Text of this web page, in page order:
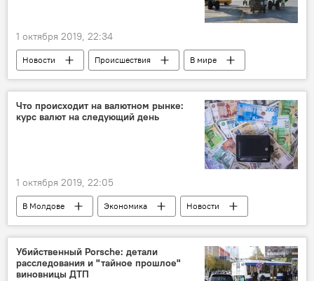
1 октября 2019, 22:34
Новости Происшествия В мире
Что происходит на валютном рынке:
курс валют на следующий день
1 октября 2019, 22:05
В Молдове Экономика Новости
Убийственный Porsche: детали
расследования и "тайное прошлое"
виновницы ДТП